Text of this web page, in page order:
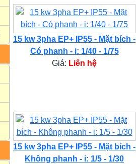
15 kw 3pha EP+ IP55 - Mặt bích -
Có phanh - i: 1/40 - 1/75
Giá: Liên hệ
15 kw 3pha EP+ IP55 - Mặt bích -
Không phanh - i: 1/5 - 1/30